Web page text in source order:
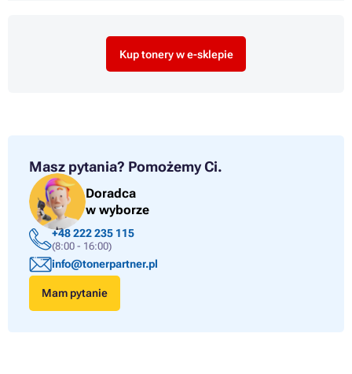
Kup tonery w e-sklepie
Masz pytania? Pomożemy Ci.
Doradca
w wyborze
+48 222 235 115
(8:00 - 16:00)
info@tonerpartner.pl
Mam pytanie